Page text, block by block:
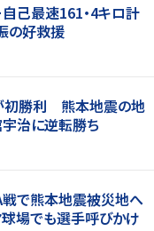
自己最速161・4キロ計
の好救援
初勝利 熊本地震の地
治に逆転勝ち
戦で熊本地震被災地へ
場でも選手呼びかけ